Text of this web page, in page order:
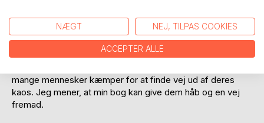
Bogen er fyldt med praktiske tips og værktøjer, der kan
hjælpe med at forstå og overvinde disse lidelser.
mange mennesker kæmper for at finde vej ud af deres
kaos. Jeg mener, at min bog kan give dem håb og en vej
fremad.
NÆGT NEJ, TILPAS COOKIES
ACCEPTER ALLE